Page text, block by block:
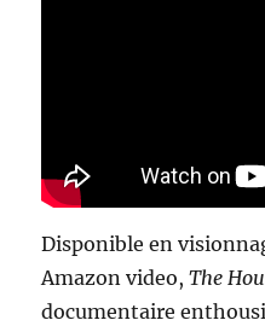
Disponible en
Amazon video,The
documentaire